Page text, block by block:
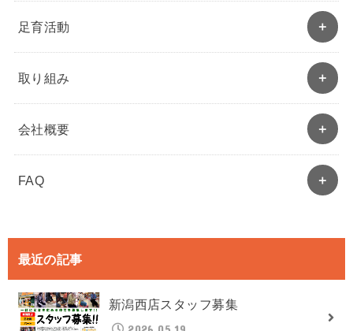
足育活動
取り組み
会社概要
FAQ
最近の記事
新潟西店スタッフ募集